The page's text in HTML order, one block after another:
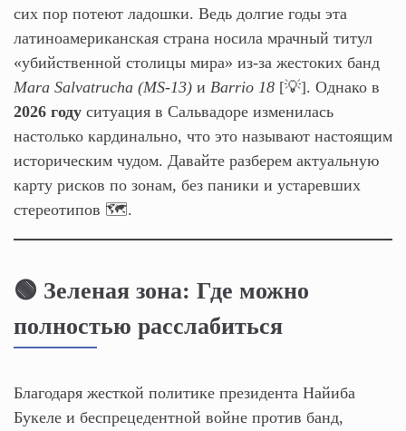
сих пор потеют ладошки. Ведь долгие годы эта
латиноамериканская страна носила мрачный титул
«убийственной столицы мира» из-за жестоких банд
Mara Salvatrucha (MS-13) и Barrio 18 [💡]. Однако в
2026 году ситуация в Сальвадоре изменилась
настолько кардинально, что это называют настоящим
историческим чудом. Давайте разберем актуальную
карту рисков по зонам, без паники и устаревших
стереотипов 🗺️.
🟢 Зеленая зона: Где можно
полностью расслабиться
Благодаря жесткой политике президента Найиба
Букеле и беспрецедентной войне против банд,